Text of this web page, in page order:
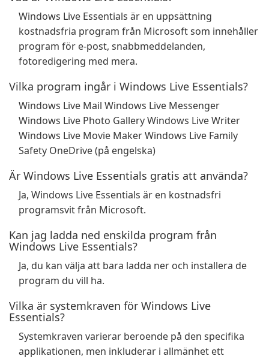
Windows Live Essentials är en uppsättning
kostnadsfria program från Microsoft som innehåller
program för e-post, snabbmeddelanden,
fotoredigering med mera.
Vilka program ingår i Windows Live Essentials?
Windows Live Mail Windows Live Messenger
Windows Live Photo Gallery Windows Live Writer
Windows Live Movie Maker Windows Live Family
Safety OneDrive (på engelska)
Är Windows Live Essentials gratis att använda?
Ja, Windows Live Essentials är en kostnadsfri
programsvit från Microsoft.
Kan jag ladda ned enskilda program från
Windows Live Essentials?
Ja, du kan välja att bara ladda ner och installera de
program du vill ha.
Vilka är systemkraven för Windows Live
Essentials?
Systemkraven varierar beroende på den specifika
applikationen, men inkluderar i allmänhet ett